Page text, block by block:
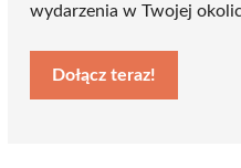
wydarzenia w Twojej
Dołącz teraz!